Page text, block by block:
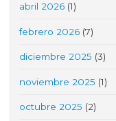
abril 2026 (1)
febrero 2026 (7)
diciembre 2025 (3)
noviembre 2025 (1)
octubre 2025 (2)